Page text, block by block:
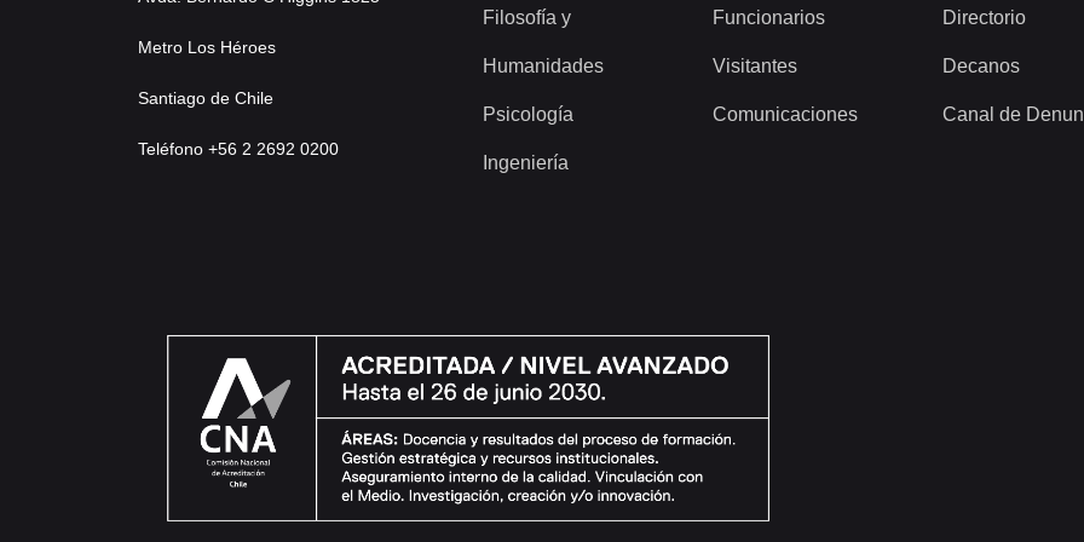
Metro Los Héroes
Santiago de Chile
Teléfono +56 2 2692 0200
Filosofía y
Humanidades
Psicología
Ingeniería
Funcionarios
Visitantes
Comunicaciones
Directorio
Decanos
Canal de